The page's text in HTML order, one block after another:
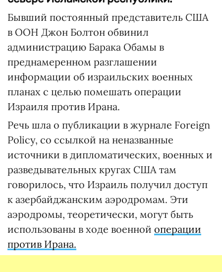
Бывший постоянный представитель США
в ООН Джон Болтон обвинил
администрацию Барака Обамы в
преднамеренном разглашении
информации об израильских военных
планах с целью помешать операции
Израиля против Ирана.
Речь шла о публикации в журнале Foreign
Policy, со ссылкой на неназванные
источники в дипломатических, военных и
разведывательных кругах США там
говорилось, что Израиль получил доступ
к азербайджанским аэродромам. Эти
аэродромы, теоретически, могут быть
использованы в ходе военной операции
против Ирана.